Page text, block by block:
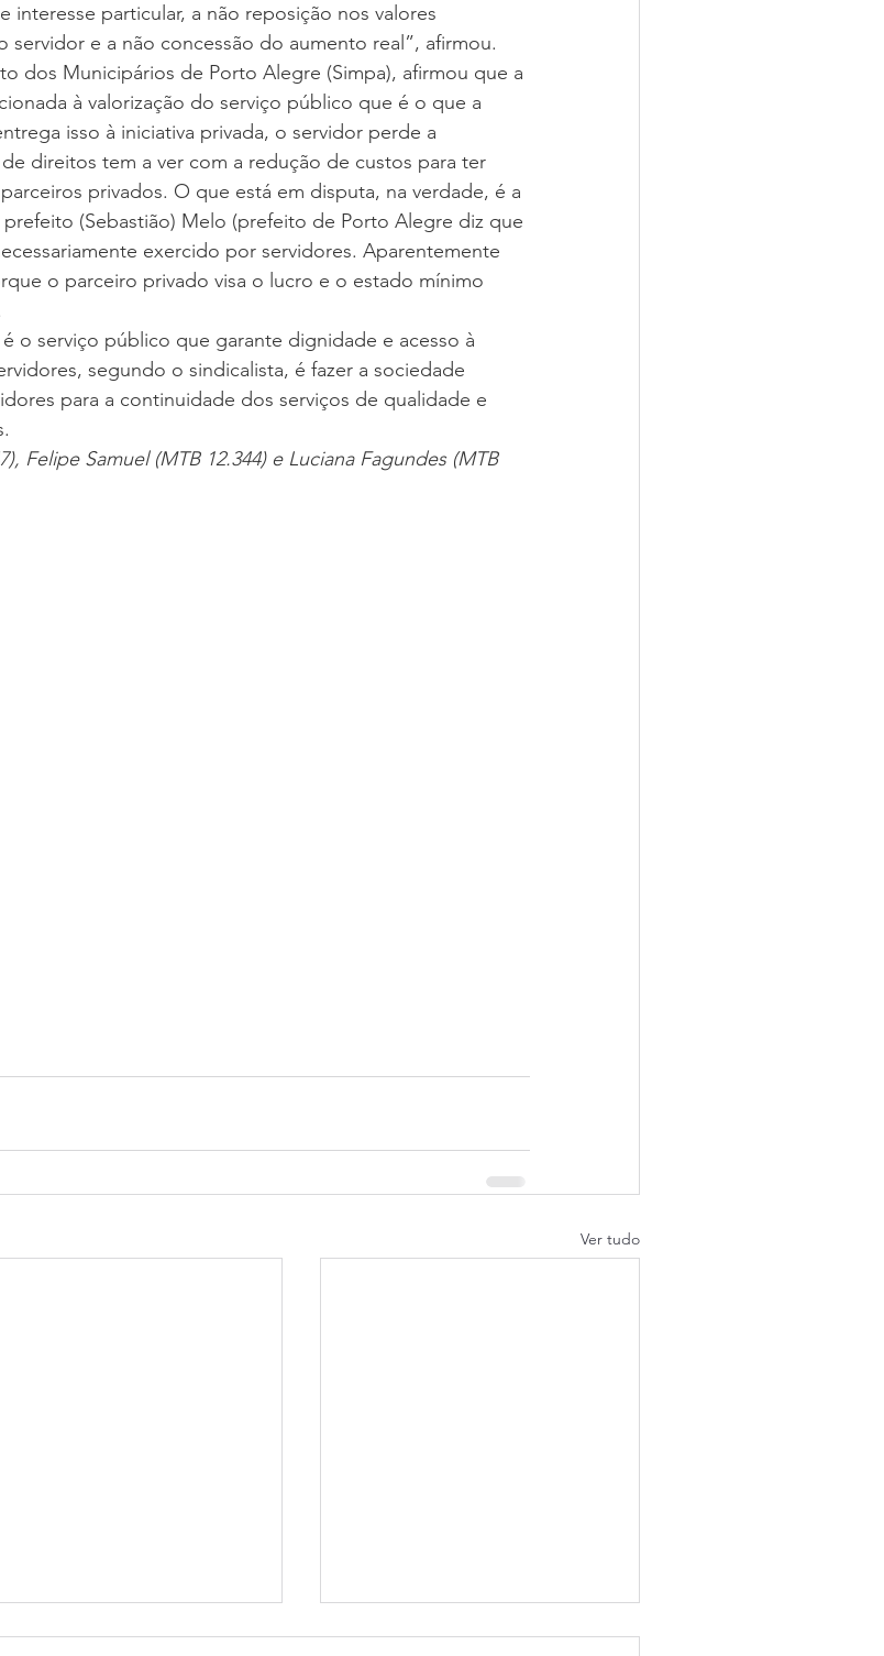
interesse particular, a não reposição nos valores
servidor e a não concessão do aumento real”, afirmou.
dos Municipários de Porto Alegre (Simpa), afirmou que a
à valorização do serviço público que é o que a
isso à iniciativa privada, o servidor perde a
direitos tem a ver com a redução de custos para ter
privados. O que está em disputa, na verdade, é a
(Sebastião) Melo (prefeito de Porto Alegre diz que
exercido por servidores. Aparentemente
o parceiro privado visa o lucro e o estado mínimo
o serviço público que garante dignidade e acesso à
segundo o sindicalista, é fazer a sociedade
para a continuidade dos serviços de qualidade e
Felipe Samuel (MTB 12.344) e Luciana Fagundes (MTB
Ver tudo